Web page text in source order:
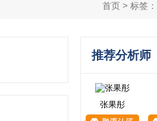
首页 > 标签：
推荐分析师
张果彤